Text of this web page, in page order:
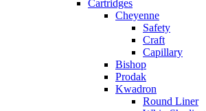
Cartridges
Cheyenne
Safety
Craft
Capillary
Bishop
Prodak
Kwadron
Round Liner